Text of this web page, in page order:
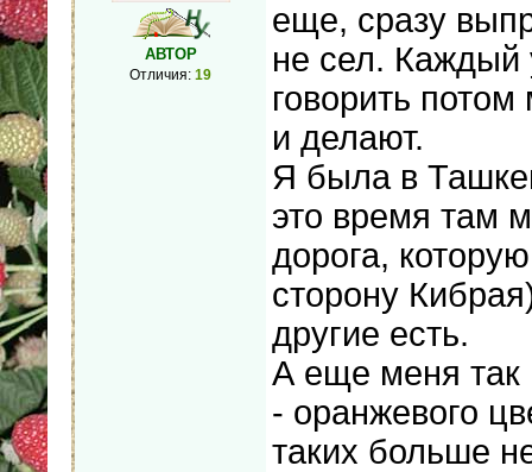
АВТОР
Отличия: 19
еще, сразу
не сел. Каждый
говорить
и делают.
Я была в
это время там
дорога,
сторону
другие есть.
А еще меня так
- оранжевого
таких больше